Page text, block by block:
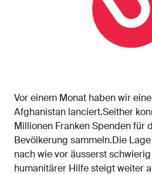
Vor einem Monat haben wir
Afghanistan lanciert.Seither
Millionen Franken Spenden für
Bevölkerung sammeln.Die
nach wie vor äusserst
humanitärer Hilfe steigt weiter